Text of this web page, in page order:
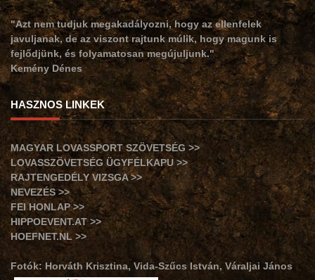
"Azt nem tudjuk megakadályozni, hogy az ellenfelek
javuljanak, de az viszont rajtunk múlik, hogy magunk is
fejlődjünk, és folyamatosan megújuljunk."
Kemény Dénes
HASZNOS LINKEK
MAGYAR LOVASSPORT SZÖVETSÉG >>
LOVASSZÖVETSÉG ÜGYFÉLKAPU >>
RAJTENGEDÉLY VIZSGA >>
NEVEZÉS >>
FEI HONLAP >>
HIPPOEVENT.AT >>
HOEFNET.NL >>
Fotók: Horváth Krisztina, Vida-Szűcs István, Váraljai János